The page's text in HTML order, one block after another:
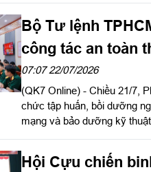
Viện trưởng Viện Chiến
TS Hoàng Văn Minh,
đồng chủ trì nghiệm thu.
Bộ Tư lệnh
công tác an toàn
07:07 22/07/2026
(QK7 Online) - Chiều 21/7,
chức tập huấn, bồi dưỡng
mạng và bảo dưỡng kỹ
Hội Cựu chiến